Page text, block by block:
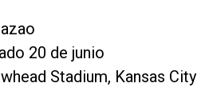
20 de junio
Stadium, Kansas City